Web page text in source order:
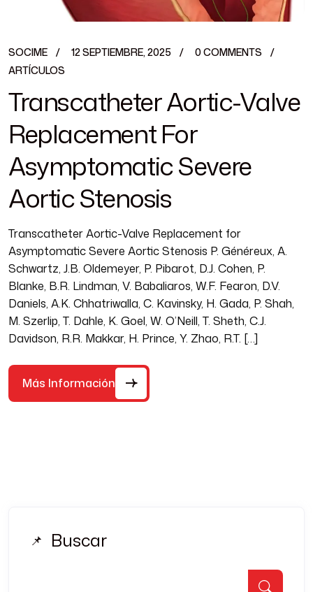
SOCIME 12 SEPTIEMBRE, 2025
0 COMMENTS
ARTÍCULOS
Transcatheter Aortic-Valve
Replacement For
Asymptomatic Severe
Aortic Stenosis
Transcatheter Aortic-Valve Replacement for
Asymptomatic Severe Aortic Stenosis P. Généreux, A.
Schwartz, J.B. Oldemeyer, P. Pibarot, D.J. Cohen, P.
Blanke, B.R. Lindman, V. Babaliaros, W.F. Fearon, D.V.
Daniels, A.K. Chhatriwalla, C. Kavinsky, H. Gada, P. Shah,
M. Szerlip, T. Dahle, K. Goel, W. O’Neill, T. Sheth, C.J.
Davidson, R.R. Makkar, H. Prince, Y. Zhao, R.T. […]
Más Información
Buscar